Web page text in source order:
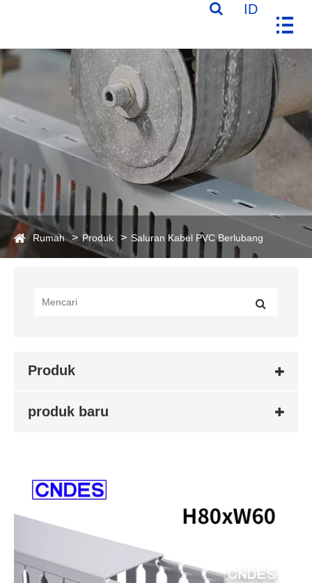
ID
Rumah Produk Saluran Kabel PVC Berlubang
Produk
produk baru